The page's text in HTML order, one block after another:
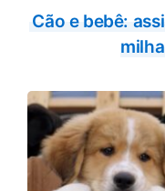
Cão e bebê: